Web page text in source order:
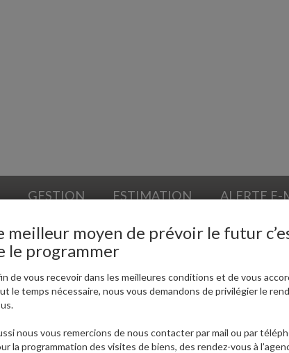
GESTION ESTIMATION ALERTE E-
meilleur moyen de prévoir le futur
le programmer
de vous recevoir dans les meilleures conditions et de vous
le temps nécessaire, nous vous demandons de privilégier le
nous vous remercions de nous contacter par mail ou par
la programmation des visites de biens, des rendez-vous à